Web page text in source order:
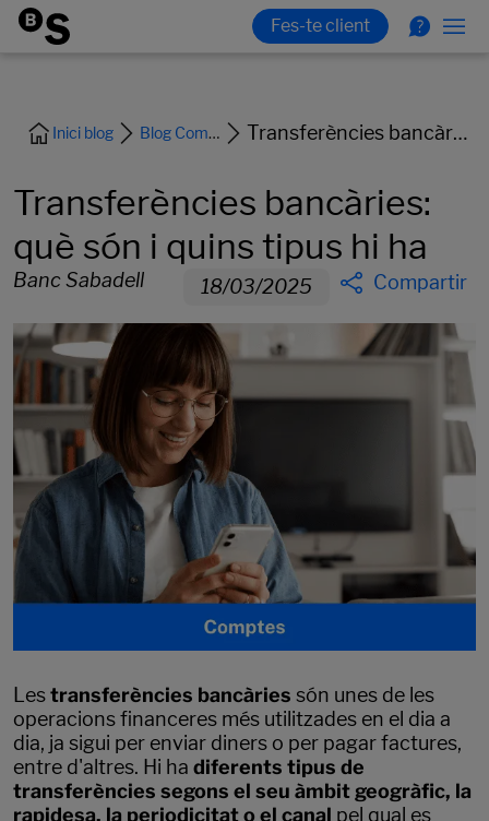
Inici blog Blog Comptes i Targetes Transferències bancàries: què són i quins tipus hi ha
Transferències bancàries:
què són i quins tipus hi ha
Banc Sabadell 18/03/2025 Compartir
Lestransferències bancàries són unes de les
operacions financeres més utilitzades en el dia a
dia, ja sigui per enviar diners o per pagar factures,
entre d'altres. Hi ha diferents tipus de
transferències segons el seu àmbit geogràfic, la
rapidesa, la periodicitat o el canal pel qual es